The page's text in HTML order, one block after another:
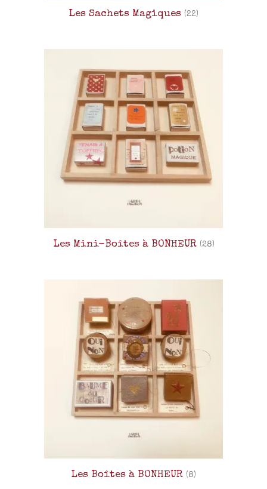
Les Sachets Magiques (22)
Les Mini-Boîtes à BONHEUR (28)
Les Boîtes à BONHEUR (8)